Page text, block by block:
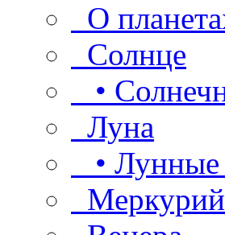
О
Солнце
•
Луна
• Лунные
Меркурий